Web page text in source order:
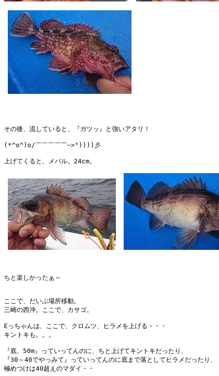
その後、流していると、『ガツッ』と強いアタリ！
(*^o^)o/￣￣￣￣￣~>°))))彡
上げてくると、メバル。24cm。
ちと楽しかったぁ～
ここで、だいぶ場所移動。
三崎の西沖。ここで、カサゴ。
Eっちゃんは、ここで、クロムツ、ヒラメを上げる・・・
キントキも。。。
『底、50m』っていってんのに、ちと上げてキントキだったり、
『30～40でやっみて』っていってんのに底まで落としてヒラメだったり、
極めつけは40超えのマダイ・・